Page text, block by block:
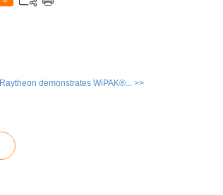
Raytheon demonstrates WiPAK®... >>